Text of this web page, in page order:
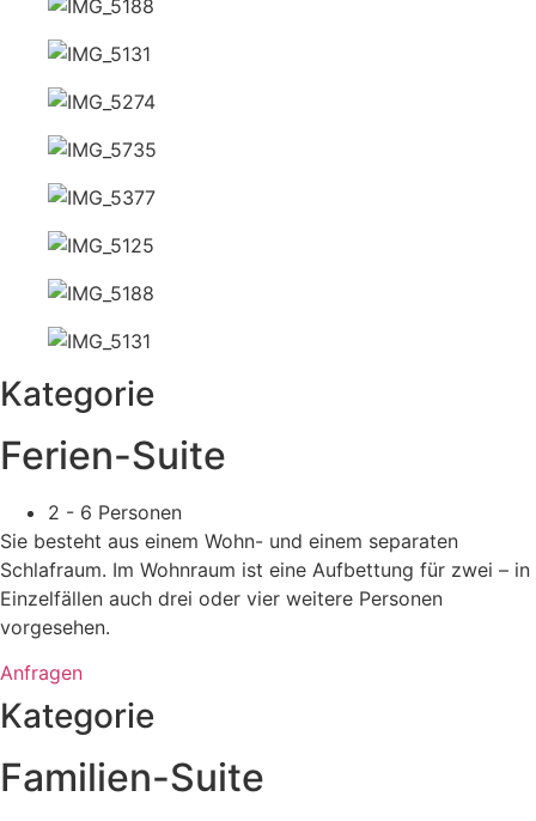
Kategorie
Ferien-Suite
2 - 6 Personen
Sie besteht aus einem Wohn- und einem separaten
Schlafraum. Im Wohnraum ist eine Aufbettung für zwei – in
Einzelfällen auch drei oder vier weitere Personen
vorgesehen.
Anfragen
Kategorie
Familien-Suite